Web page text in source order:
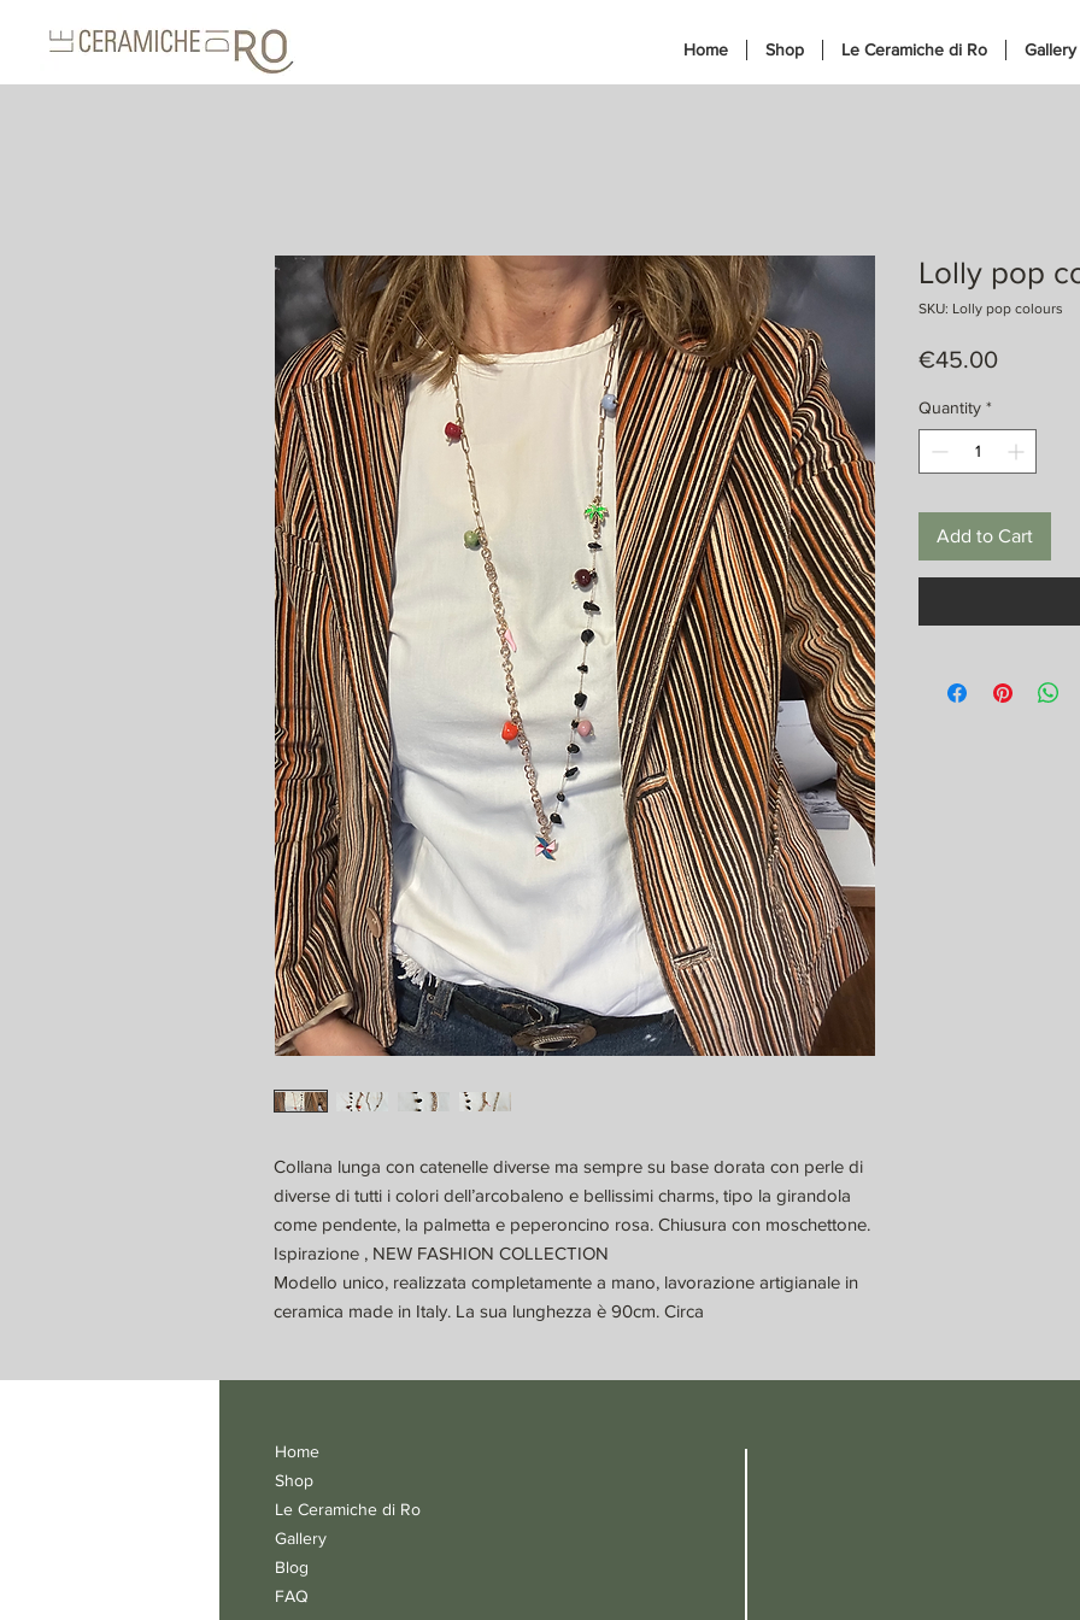
Home Shop Le Ceramiche di Ro Gallery
Collana lunga con catenelle diverse ma sempre su base dorata con perle di
diverse di tutti i colori dell’arcobaleno e bellissimi charms, tipo la girandola
come pendente, la palmetta e peperoncino rosa. Chiusura con moschettone.
Ispirazione , NEW FASHION COLLECTION
Modello unico, realizzata completamente a mano, lavorazione artigianale in
ceramica made in Italy. La sua lunghezza è 90cm. Circa
Lolly pop
SKU: Lolly pop colours
€45.00Price
Quantity *
Add to Cart
Home
Shop
Le Ceramiche di Ro
Gallery
Blog
FAQ